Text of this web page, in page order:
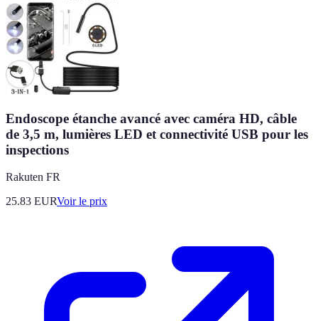
Endoscope étanche avancé avec caméra HD, câble
de 3,5 m, lumières LED et connectivité USB pour les
inspections
Rakuten FR
25.83 EURVoir le prix